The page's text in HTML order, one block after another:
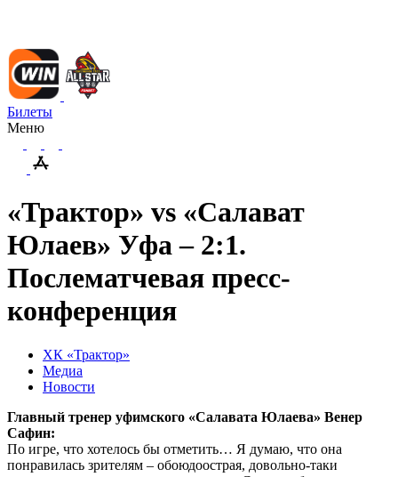
Билеты
Меню
«Трактор» vs «Салават
Юлаев» Уфа – 2:1.
Послематчевая пресс-
конференция
ХК «Трактор»
Медиа
Новости
Главный тренер уфимского «Салавата Юлаева» Венер
Сафин:
По игре, что хотелось бы отметить… Я думаю, что она
понравилась зрителям – обоюдоострая, довольно-таки